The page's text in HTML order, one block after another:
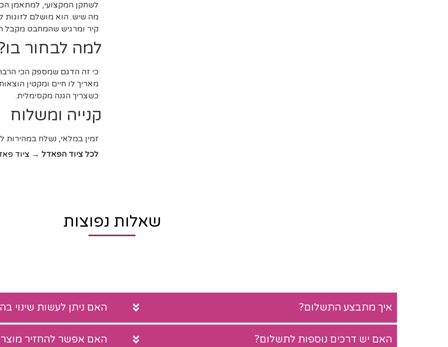
לשחקן המקצועי, למתאמן
מה שיש. הוא מושלם לזוגות
קיר ומרגיש שהמחבט מקבל
למה לבחור
כי זה הדגם שמספק הכי
כשצריך הגנה מקסימלית.
קנייה ומשלוח
זמין במלאי, נשלח במהירות
לכל ציוד הפאדל → ציוד
שאלות נפוצות
איך מתבצע התשלום?
האם יש דרכים נוספות לתשלום?
האם ניתן לעשות שינוי
האם אפשר להחזיר